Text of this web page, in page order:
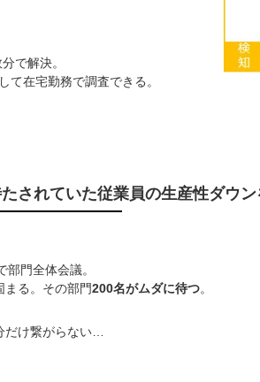
で解決。
て在宅勤務で調査できる。
されていた従業員の生産性ダウ
門全体会議。
まる。その部門200名がムダに待つ。
だけ繋がらない…